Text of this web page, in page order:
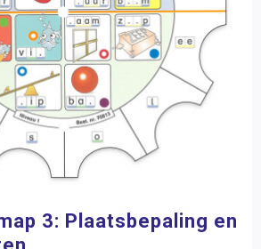
3: Plaatsbepaling en